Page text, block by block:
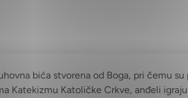
bića stvorena od Boga, pri čemu
Katekizmu Katoličke Crkve, anđeli